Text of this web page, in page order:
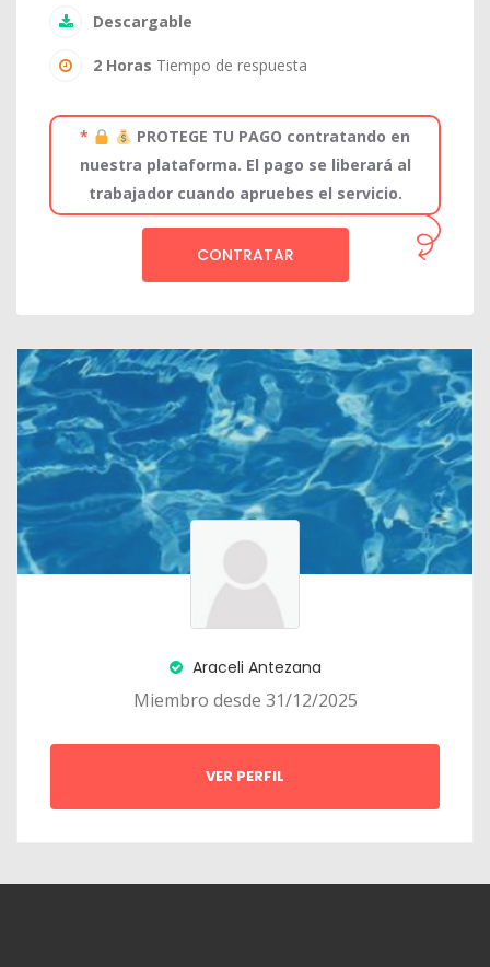
Descargable
2 Horas Tiempo de respuesta
*
PROTEGE TU PAGO contratando en
nuestra plataforma. El pago se liberará al
trabajador cuando apruebes el servicio.
CONTRATAR
Araceli Antezana
Miembro desde 31/12/2025
VER PERFIL